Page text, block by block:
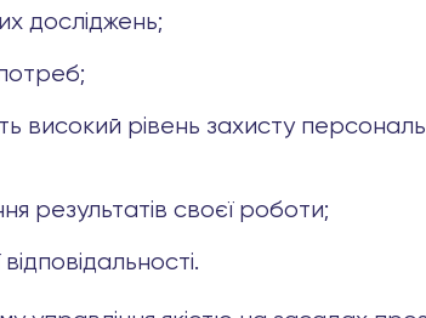
досліджень;
високий рівень захисту
результатів своєї роботи;